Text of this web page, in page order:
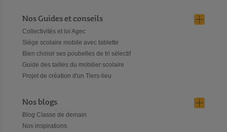
Nos Guides et conseils
Collectivités et loi Agec
Siège scolaire mobile avec tablette
Bien choisir ses poubelles de tri sélectif
Guide des tailles du mobilier scolaire
Projet de création d'un Tiers-lieu
Nos blogs
Blog Classe de demain
Nos inspirations